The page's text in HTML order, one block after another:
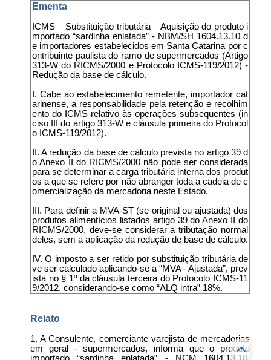
Ementa
ICMS – Substituição tributária – Aquisição do produto i
mportado “sardinha enlatada” - NBM/SH 1604.13.10 d
e importadores estabelecidos em Santa Catarina por c
ontribuinte paulista do ramo de supermercados (Artigo
313-W do RICMS/2000 e Protocolo ICMS-119/2012) -
Redução da base de cálculo.
I. Cabe ao estabelecimento remetente, importador cat
arinense, a responsabilidade pela retenção e recolhim
ento do ICMS relativo às operações subsequentes (in
ciso III do artigo 313-W e cláusula primeira do Protocol
o ICMS-119/2012).
II. A redução da base de cálculo prevista no artigo 39 d
o Anexo II do RICMS/2000 não pode ser considerada
para se determinar a carga tributária interna dos produt
os a que se refere por não abranger toda a cadeia de c
omercialização da mercadoria neste Estado.
III. Para definir a MVA-ST (se original ou ajustada) dos
produtos alimentícios listados artigo 39 do Anexo II do
RICMS/2000, deve-se considerar a tributação normal
deles, sem a aplicação da redução de base de cálculo.
IV. O imposto a ser retido por substituição tributária de
ve ser calculado aplicando-se a “MVA - Ajustada”, prev
ista no § 1º da cláusula terceira do Protocolo ICMS-11
9/2012, considerando-se como “ALQ intra” 18%.
Relato
1. A Consulente, comerciante varejista de mercadorias
em geral - supermercados, informa que o produto